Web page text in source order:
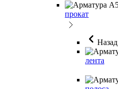
прокат
Назад
лента